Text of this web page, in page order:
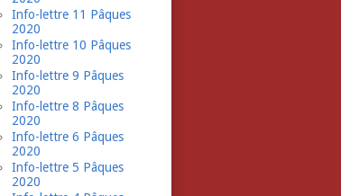
Info-lettre 11 Pâques
2020
Info-lettre 10 Pâques
2020
Info-lettre 9 Pâques
2020
Info-lettre 8 Pâques
2020
Info-lettre 6 Pâques
2020
Info-lettre 5 Pâques
2020